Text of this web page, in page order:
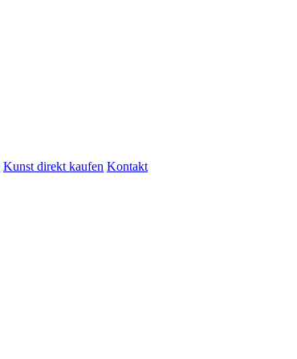
Kunst direkt kaufen Kontakt